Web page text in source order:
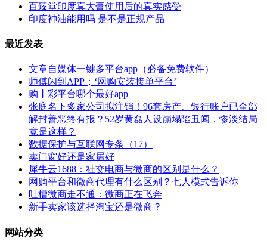
百臻堂印度真大膏使用后的真实感受
印度神油能用吗 是不是正规产品
最近发表
文章自媒体一键多平台app（必备免费软件）
师傅闪到APP；‘网购安装接单平台’
购丨彩平台哪个最好app
张庭名下多家公司拟注销！96套房产、银行账户已全部
解封善恶终有报？52岁黄磊人设崩塌陷丑闻，惨淡结局
竟是这样？
数据保护与互联网专条（17）
卖门窗好还是家居好
犀牛云1688：社交电商与微商的区别是什么？
网购平台和微商代理有什么区别？七人模式告诉你
吐槽微商走不通：微商正在飞奔
新手卖家该选择淘宝还是微商？
网站分类